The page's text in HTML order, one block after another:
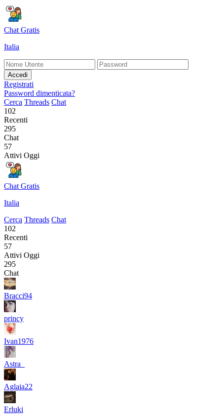
Chat Gratis
Italia
Accedi
Registrati
Password dimenticata?
Cerca Threads Chat
102
Recenti
295
Chat
57
Attivi Oggi
Chat Gratis
Italia
Cerca Threads Chat
102
Recenti
57
Attivi Oggi
295
Chat
Bracci94
princy
Ivan1976
Astra_
Aglaia22
Erluki